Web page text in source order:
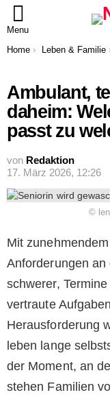
Menu
You are here:
Home Leben & Familie
Ambulant,
daheim:
passt zu
von Redaktion
17. März 2026, 12:26
©
Mit
Anforderungen an
schwerer,
vertraute
Herausforderung
leben lange
der Moment, an
stehen Familien